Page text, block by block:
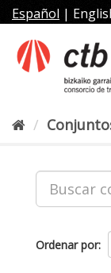
al
contenido
Español |
Ordenar por